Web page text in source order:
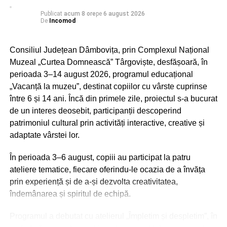
personală.
legislația prevede adaptarea programului de lucru sau
întreruperea temporară a activității, în condițiile legii.
În cadrul acțiunilor desfășurate în această săptămână,
inspectorii ITM Dâmbovița au efectuat 24 de controale, în
principal la angajatori din domeniile agriculturii și
construcțiilor. În majoritatea unităților verificate, inspectorii
au constatat că angajatorii au conștientizat importanța
o atenție deosebită asigurării apei potabile și hidratării
corespunzătoare a lucrătorilor.
Publicat acum 8 orepe 6 august 2026
De Incomod
Consiliul Județean Dâmbovița, prin Complexul Național
Muzeal „Curtea Domnească” Târgoviște, desfășoară, în
perioada 3–14 august 2026, programul educațional
„Vacanță la muzeu”, destinat copiilor cu vârste cuprinse
între 6 și 14 ani. Încă din primele zile, proiectul s-a bucurat
de un interes deosebit, participanții descoperind
patrimoniul cultural prin activități interactive, creative și
adaptate vârstei lor.
În perioada 3–6 august, copiii au participat la patru
ateliere tematice, fiecare oferindu-le ocazia de a învăța
prin experiență și de a-și dezvolta creativitatea,
îndemânarea și spiritul de echipă.